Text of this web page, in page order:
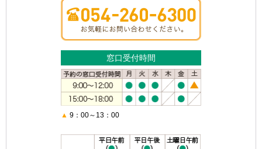
窓口受付時間
▲ 9：00～13：00